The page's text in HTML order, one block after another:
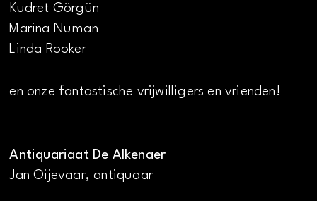
Kudret Görgün
Marina Numan
Linda Rooker
en onze fantastische vrijwilligers en vrienden!
Antiquariaat De Alkenaer
Jan Oijevaar, antiquaar